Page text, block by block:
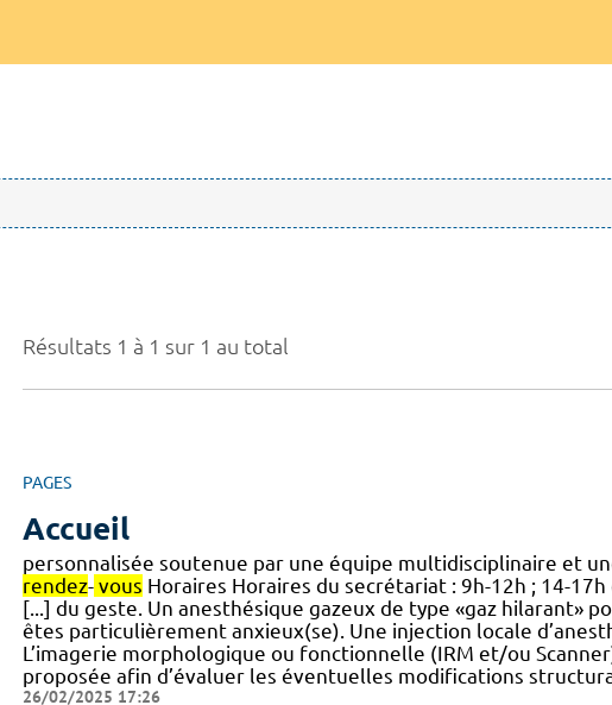
Résultats 1 à 1 sur 1 au total
PAGES
Accueil
personnalisée soutenue par une équipe multidisciplinaire et
rendez- vous Horaires Horaires du secrétariat : 9h-12h ; 14-
[...] du geste. Un anesthésique gazeux de type «gaz hilarant»
êtes particulièrement anxieux(se). Une injection locale
L’imagerie morphologique ou fonctionnelle (IRM et/ou
proposée afin d’évaluer les éventuelles modifications
26/02/2025 17:26